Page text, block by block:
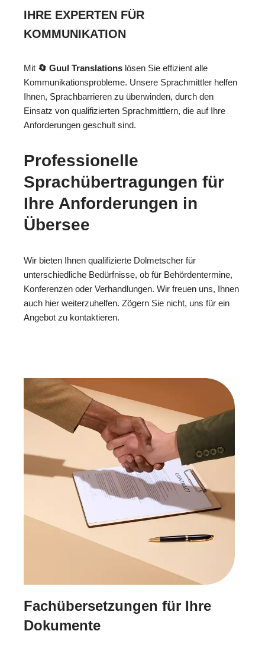
IHRE EXPERTEN FÜR
KOMMUNIKATION
Mit 🔄 Guul Translations lösen Sie effizient alle
Kommunikationsprobleme. Unsere Sprachmittler helfen
Ihnen, Sprachbarrieren zu überwinden, durch den
Einsatz von qualifizierten Sprachmittlern, die auf Ihre
Anforderungen geschult sind.
Professionelle
Sprachübertragungen für
Ihre Anforderungen in
Übersee
Wir bieten Ihnen qualifizierte Dolmetscher für
unterschiedliche Bedürfnisse, ob für Behördentermine,
Konferenzen oder Verhandlungen. Wir freuen uns, Ihnen
auch hier weiterzuhelfen. Zögern Sie nicht, uns für ein
Angebot zu kontaktieren.
Fachübersetzungen für Ihre
Dokumente